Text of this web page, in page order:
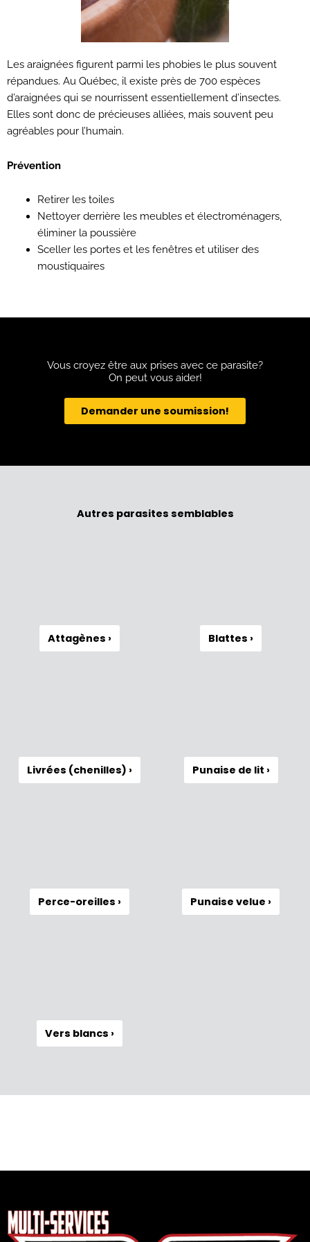
Les araignées figurent parmi les phobies le plus souvent
répandues. Au Québec, il existe près de 700 espèces
d’araignées qui se nourrissent essentiellement d’insectes.
Elles sont donc de précieuses alliées, mais souvent peu
agréables pour l’humain.
Prévention
Retirer les toiles
Nettoyer derrière les meubles et électroménagers,
éliminer la poussière
Sceller les portes et les fenêtres et utiliser des
moustiquaires
Vous croyez être aux prises avec ce parasite?
On peut vous aider!
Demander une soumission!
Autres parasites semblables
Attagènes › Blattes ›
Livrées (chenilles) › Punaise de lit ›
Perce-oreilles › Punaise velue ›
Vers blancs ›